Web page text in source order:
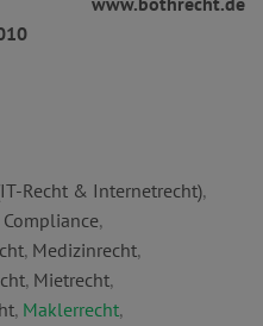
Recht & Internetrecht),
Compliance,
, Medizinrecht,
, Mietrecht,
, Maklerrecht,